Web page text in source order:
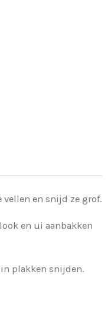
en snijd ze grof.
en ui aanbakken
plakken snijden.